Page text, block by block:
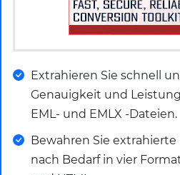
Extrahieren Sie schnell
Genauigkeit und
EML- und EMLX -Dateien.
Bewahren Sie extrahierte
nach Bedarf in vier